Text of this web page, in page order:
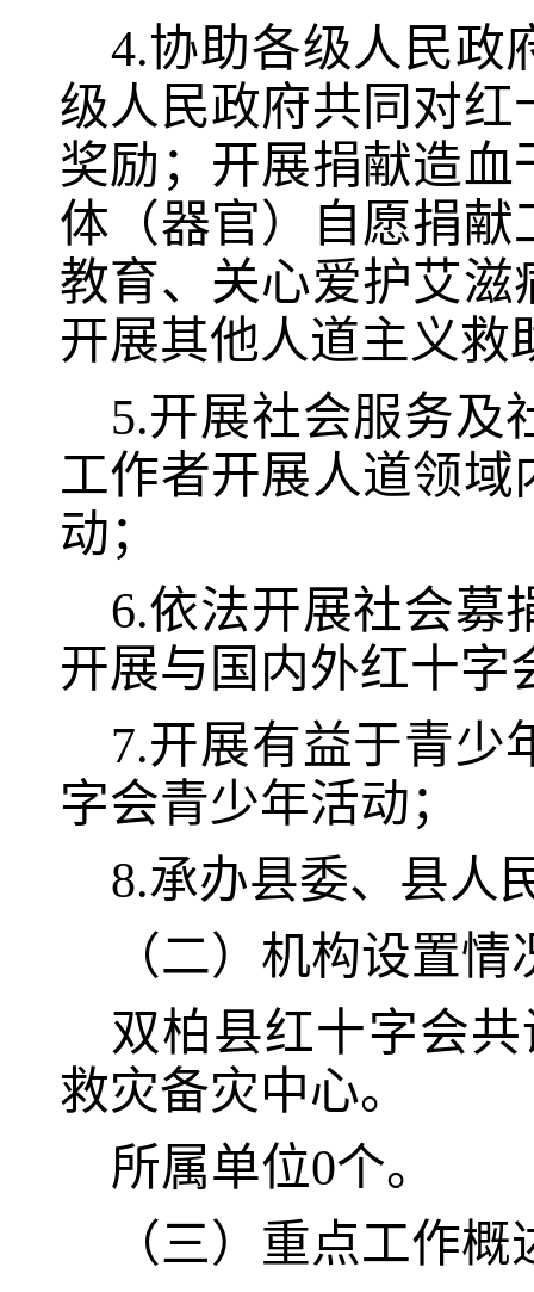
4.协助各级人民政
级人民政府共同对
奖励；开展捐献造
体（器官）自愿捐
教育、关心爱护艾
开展其他人道主义救
5.开展社会服务及
工作者开展人道领
动；
6.依法开展社会募
开展与国内外红十字
7.开展有益于青少
字会青少年活动；
8.承办县委、县人
（二）机构设置情
双柏县红十字会
救灾备灾中心。
所属单位0个。
（三）重点工作概